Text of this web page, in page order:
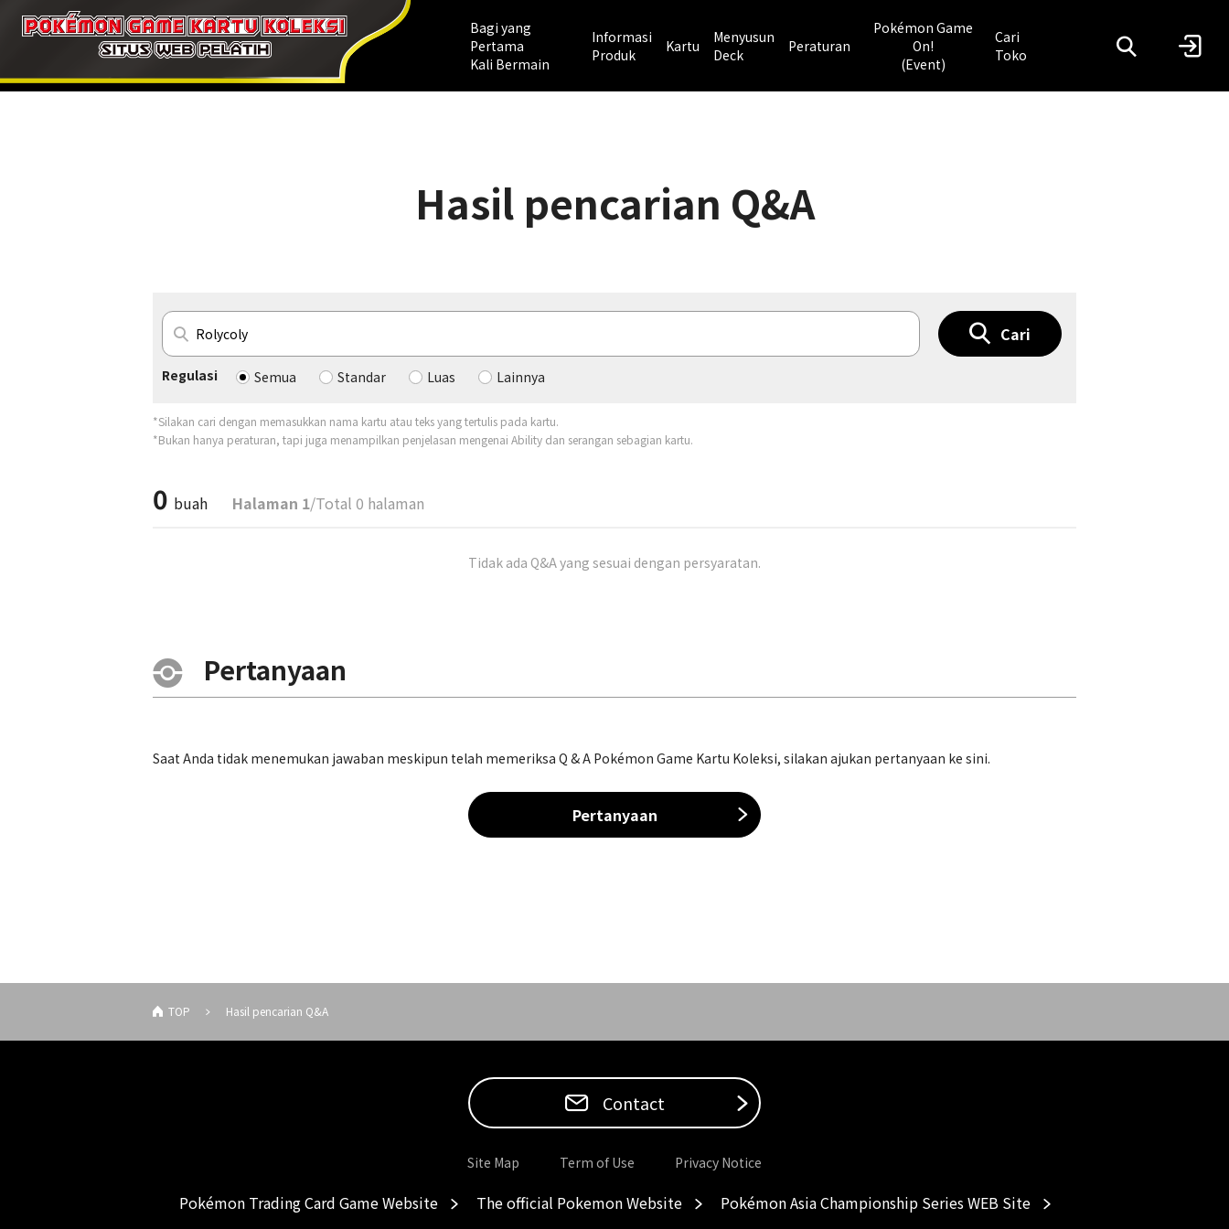
Bagi yang
Pertama
Kali Bermain
Informasi
Produk
Kartu
Menyusun
Deck
Peraturan
Pokémon Game
On!
(Event)
Cari
Toko
Hasil pencarian Q&A
Cari
Regulasi Semua Standar Luas Lainnya
*Silakan cari dengan memasukkan nama kartu atau teks yang tertulis pada kartu.
*Bukan hanya peraturan, tapi juga menampilkan penjelasan mengenai Ability dan serangan sebagian kartu.
0 buah Halaman 1/Total 0 halaman
Tidak ada Q&A yang sesuai dengan persyaratan.
Pertanyaan
Saat Anda tidak menemukan jawaban meskipun telah memeriksa Q & A Pokémon Game Kartu Koleksi, silakan ajukan pertanyaan ke sini.
Pertanyaan
TOP Hasil pencarian Q&A
Contact
Site Map Term of Use Privacy Notice
Pokémon Trading Card Game Website The official Pokemon Website Pokémon Asia Championship Series WEB Site